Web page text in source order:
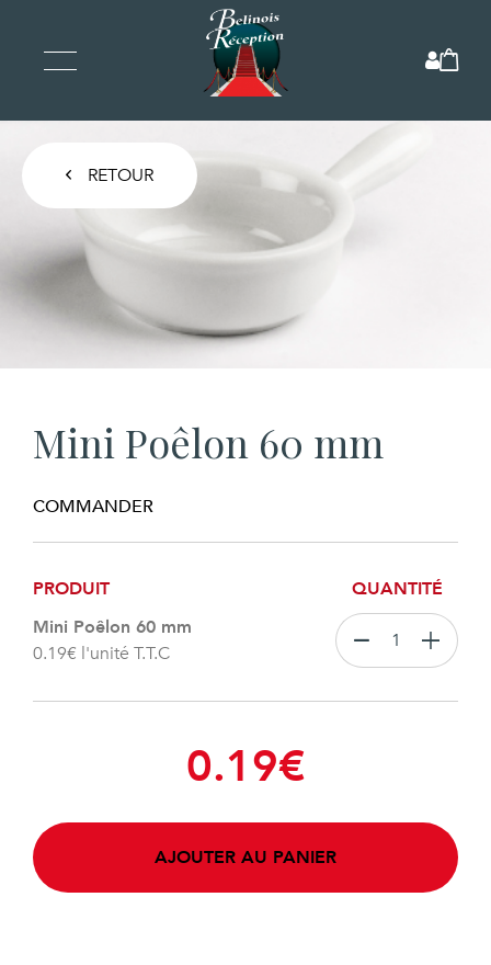
Mini Poêlon 60 mm
COMMANDER
PRODUIT
QUANTITÉ
Mini Poêlon 60 mm
0.19€ l'unité T.T.C
0.19€
AJOUTER AU PANIER
RETOUR